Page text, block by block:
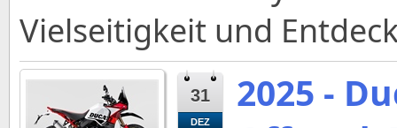
Vielseitigkeit und
31
DEZ
2025 -